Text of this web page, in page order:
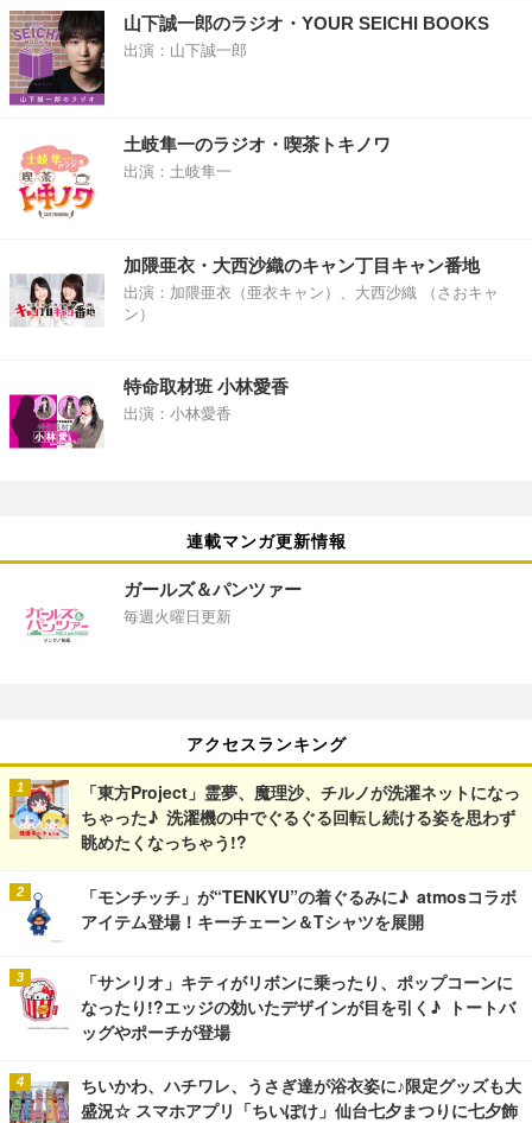
山下誠一郎のラジオ・YOUR SEICHI BOOKS
出演：山下誠一郎
土岐隼一のラジオ・喫茶トキノワ
出演：土岐隼一
加隈亜衣・大西沙織のキャン丁目キャン番地
出演：加隈亜衣（亜衣キャン）、大西沙織 （さおキャ
ン）
特命取材班 小林愛香
出演：小林愛香
連載マンガ更新情報
ガールズ＆パンツァー
毎週火曜日更新
アクセスランキング
「東方Project」霊夢、魔理沙、チルノが洗濯ネットになっ
ちゃった♪ 洗濯機の中でぐるぐる回転し続ける姿を思わず
眺めたくなっちゃう!?
「モンチッチ」が“TENKYU”の着ぐるみに♪ atmosコラボ
アイテム登場！キーチェーン＆Tシャツを展開
「サンリオ」キティがリボンに乗ったり、ポップコーンに
なったり!?エッジの効いたデザインが目を引く♪ トートバ
ッグやポーチが登場
ちいかわ、ハチワレ、うさぎ達が浴衣姿に♪限定グッズも大
盛況☆ スマホアプリ「ちいぽけ」仙台七夕まつりに七夕飾